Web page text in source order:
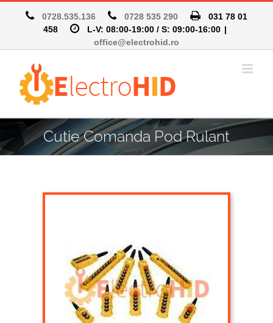
0728.535.136 0728 535 290
031 78 01
458
L-V: 08:00-19:00 / S: 09:00-16:00 |
office@electrohid.ro
Cutie Comanda Pod Rulant